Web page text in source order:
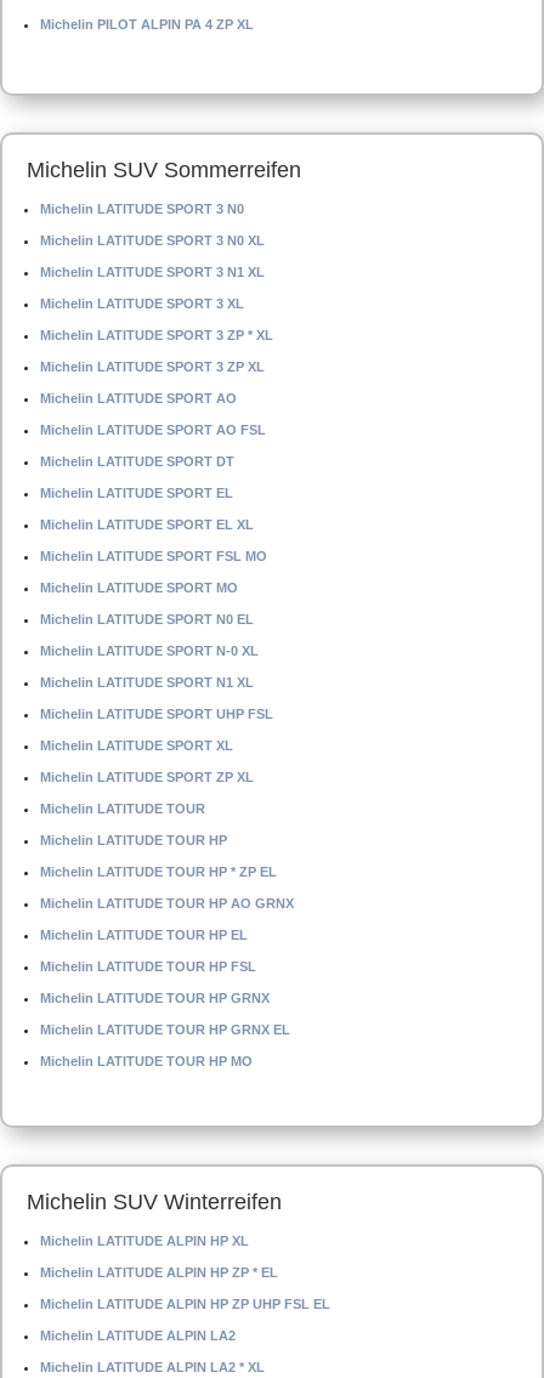
Michelin PILOT ALPIN PA 4 ZP XL
Michelin SUV Sommerreifen
Michelin LATITUDE SPORT 3 N0
Michelin LATITUDE SPORT 3 N0 XL
Michelin LATITUDE SPORT 3 N1 XL
Michelin LATITUDE SPORT 3 XL
Michelin LATITUDE SPORT 3 ZP * XL
Michelin LATITUDE SPORT 3 ZP XL
Michelin LATITUDE SPORT AO
Michelin LATITUDE SPORT AO FSL
Michelin LATITUDE SPORT DT
Michelin LATITUDE SPORT EL
Michelin LATITUDE SPORT EL XL
Michelin LATITUDE SPORT FSL MO
Michelin LATITUDE SPORT MO
Michelin LATITUDE SPORT N0 EL
Michelin LATITUDE SPORT N-0 XL
Michelin LATITUDE SPORT N1 XL
Michelin LATITUDE SPORT UHP FSL
Michelin LATITUDE SPORT XL
Michelin LATITUDE SPORT ZP XL
Michelin LATITUDE TOUR
Michelin LATITUDE TOUR HP
Michelin LATITUDE TOUR HP * ZP EL
Michelin LATITUDE TOUR HP AO GRNX
Michelin LATITUDE TOUR HP EL
Michelin LATITUDE TOUR HP FSL
Michelin LATITUDE TOUR HP GRNX
Michelin LATITUDE TOUR HP GRNX EL
Michelin LATITUDE TOUR HP MO
Michelin SUV Winterreifen
Michelin LATITUDE ALPIN HP XL
Michelin LATITUDE ALPIN HP ZP * EL
Michelin LATITUDE ALPIN HP ZP UHP FSL EL
Michelin LATITUDE ALPIN LA2
Michelin LATITUDE ALPIN LA2 * XL